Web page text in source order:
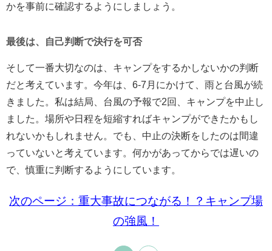
かを事前に確認するようにしましょう。
最後は、自己判断で決行を可否
そして一番大切なのは、キャンプをするかしないかの判断
だと考えています。今年は、6-7月にかけて、雨と台風が続
きました。私は結局、台風の予報で2回、キャンプを中止し
ました。場所や日程を短縮すればキャンプができたかもし
れないかもしれません。でも、中止の決断をしたのは間違
っていないと考えています。何かがあってからでは遅いの
で、慎重に判断するようにしています。
次のページ：重大事故につながる！？キャンプ場
の強風！